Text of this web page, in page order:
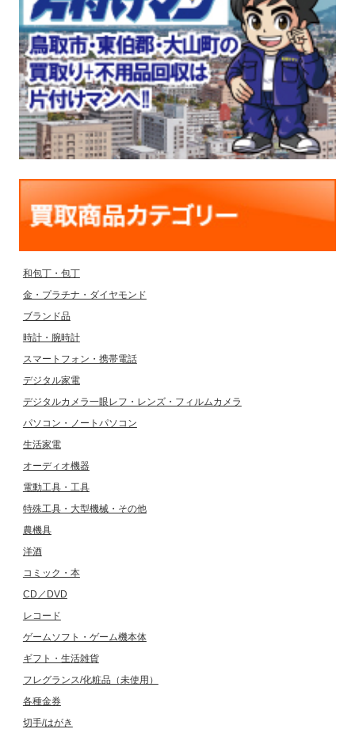
和包丁・包丁
金・プラチナ・ダイヤモンド
ブランド品
時計・腕時計
スマートフォン・携帯電話
デジタル家電
デジタルカメラ一眼レフ・レンズ・フィルムカメラ
パソコン・ノートパソコン
生活家電
オーディオ機器
電動工具・工具
特殊工具・大型機械・その他
農機具
洋酒
コミック・本
CD／DVD
レコード
ゲームソフト・ゲーム機本体
ギフト・生活雑貨
フレグランス/化粧品（未使用）
各種金券
切手/はがき